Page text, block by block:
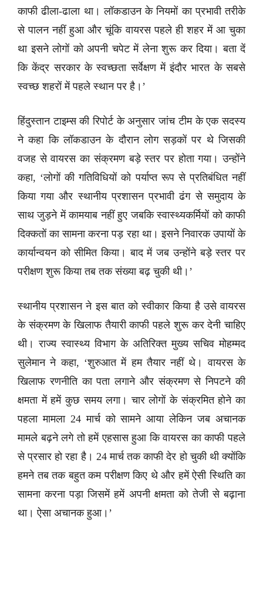
काफी ढीला-ढाला था। लॉकडाउन के नियमों का प्रभावी तरीके
से पालन नहीं हुआ और चूंकि वायरस पहले ही शहर में आ चुका
था इसने लोगों को अपनी चपेट में लेना शुरू कर दिया। बता दें
कि केंद्र सरकार के स्वच्छता सर्वेक्षण में इंदौर भारत के सबसे
स्वच्छ शहरों में पहले स्थान पर है।’
हिंदुस्तान टाइम्स की रिपोर्ट के अनुसार जांच टीम के एक सदस्य
ने कहा कि लॉकडाउन के दौरान लोग सड़कों पर थे जिसकी
वजह से वायरस का संक्रमण बड़े स्तर पर होता गया। उन्होंने
कहा, ‘लोगों की गतिविधियों को पर्याप्त रूप से प्रतिबंधित नहीं
किया गया और स्थानीय प्रशासन प्रभावी ढंग से समुदाय के
साथ जुड़ने में कामयाब नहीं हुए जबकि स्वास्थ्यकर्मियों को काफी
दिक्कतों का सामना करना पड़ रहा था। इसने निवारक उपायों के
कार्यान्वयन को सीमित किया। बाद में जब उन्होंने बड़े स्तर पर
परीक्षण शुरू किया तब तक संख्या बढ़ चुकी थी।’
स्थानीय प्रशासन ने इस बात को स्वीकार किया है उसे वायरस
के संक्रमण के खिलाफ तैयारी काफी पहले शुरू कर देनी चाहिए
थी। राज्य स्वास्थ्य विभाग के अतिरिक्त मुख्य सचिव मोहम्मद
सुलेमान ने कहा, ‘शुरुआत में हम तैयार नहीं थे। वायरस के
खिलाफ रणनीति का पता लगाने और संक्रमण से निपटने की
क्षमता में हमें कुछ समय लगा। चार लोगों के संक्रमित होने का
पहला मामला 24 मार्च को सामने आया लेकिन जब अचानक
मामले बढ़ने लगे तो हमें एहसास हुआ कि वायरस का काफी पहले
से प्रसार हो रहा है। 24 मार्च तक काफी देर हो चुकी थी क्योंकि
हमने तब तक बहुत कम परीक्षण किए थे और हमें ऐसी स्थिति का
सामना करना पड़ा जिसमें हमें अपनी क्षमता को तेजी से बढ़ाना
था। ऐसा अचानक हुआ।’